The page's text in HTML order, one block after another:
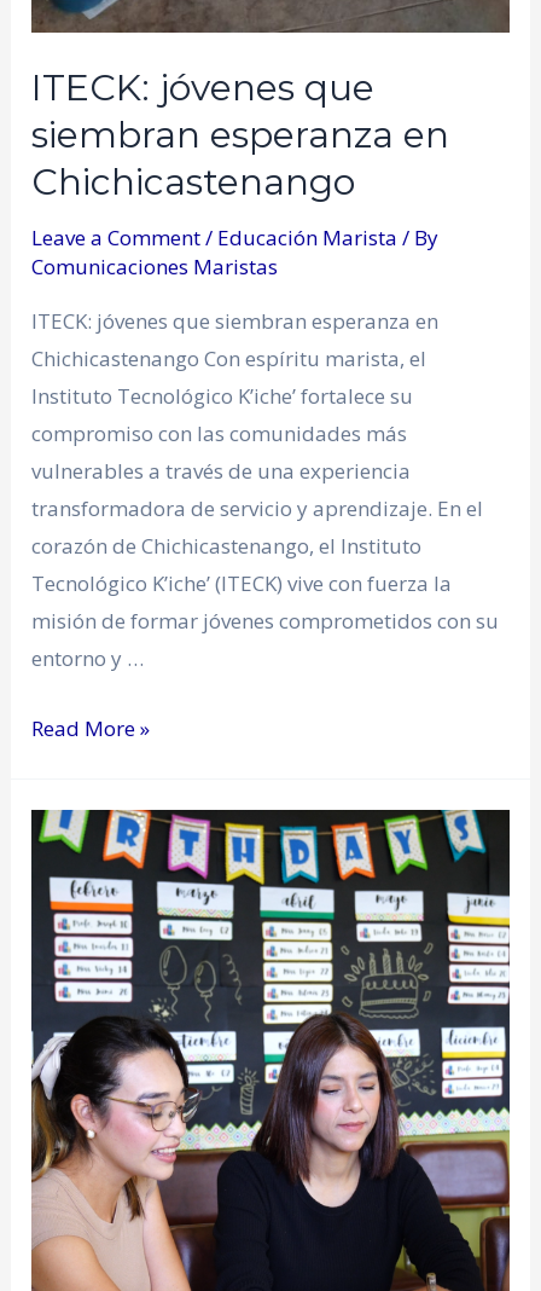
ITECK: jóvenes que
siembran esperanza en
Chichicastenango
Leave a Comment/ Educación Marista / By
Comunicaciones Maristas
ITECK: jóvenes que siembran esperanza en
Chichicastenango Con espíritu marista, el
Instituto Tecnológico K’iche’ fortalece su
compromiso con las comunidades más
vulnerables a través de una experiencia
transformadora de servicio y aprendizaje. En el
corazón de Chichicastenango, el Instituto
Tecnológico K’iche’ (ITECK) vive con fuerza la
misión de formar jóvenes comprometidos con su
entorno y …
Read More »